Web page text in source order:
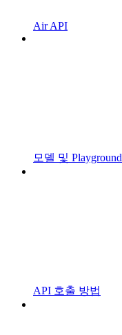
Air API
모델 및 Playground
API 호출 방법